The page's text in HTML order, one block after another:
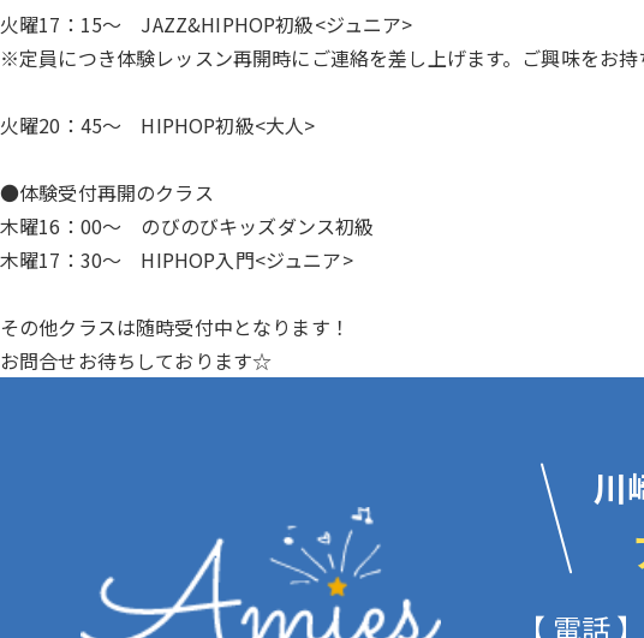
火曜17：15〜 JAZZ&HIPHOP初級<ジュニア>
※定員につき体験レッスン再開時にご連絡を差し上げます。ご興味をお持
火曜20：45～ HIPHOP初級<大人>
●体験受付再開のクラス
木曜16：00～ のびのびキッズダンス初級
木曜17：30～ HIPHOP入門<ジュニア>
その他クラスは随時受付中となります！
お問合せお待ちしております☆
川
【 電話